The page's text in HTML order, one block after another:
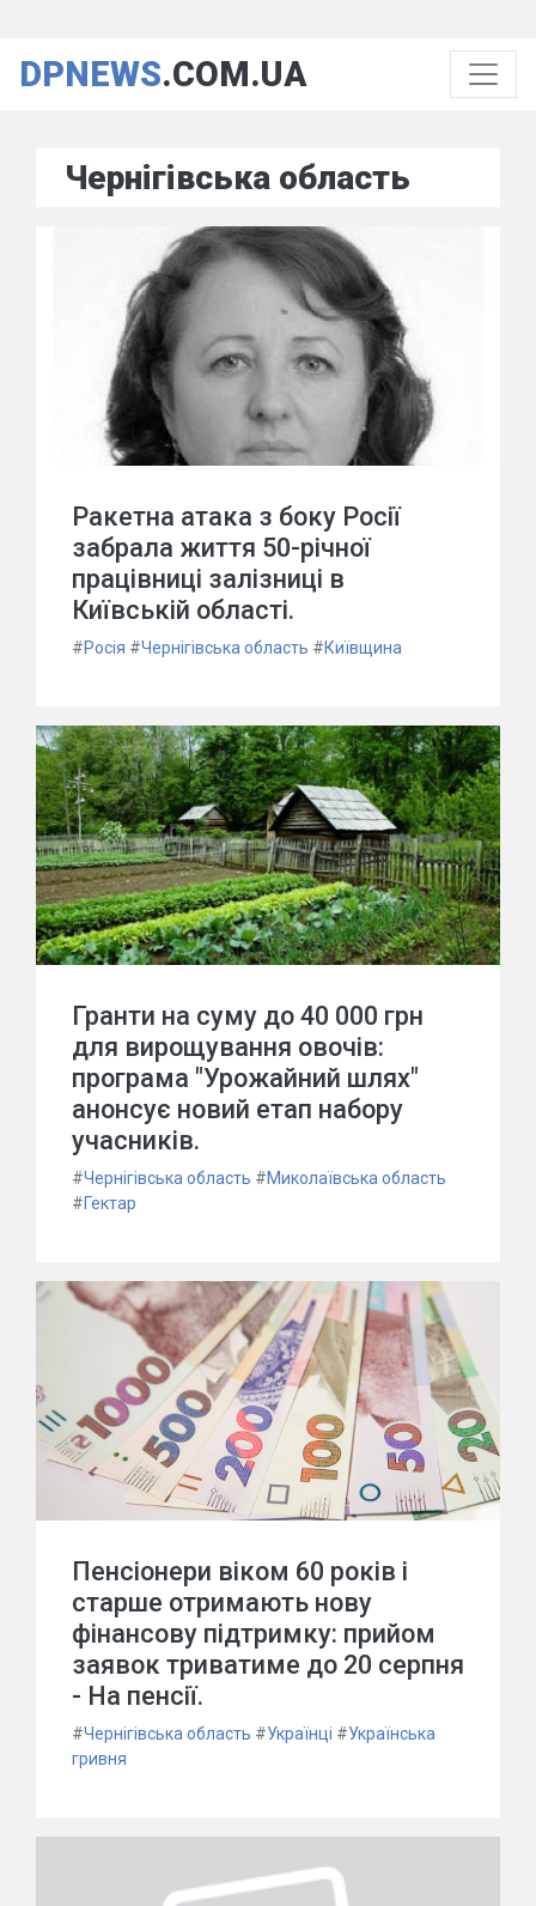
DPNEWS.COM.UA
Чернігівська область
Ракетна атака з боку Росії
забрала життя 50-річної
працівниці залізниці в
Київській області.
#Росія #Чернігівська область #Київщина
Гранти на суму до 40 000 грн
для вирощування овочів:
програма "Урожайний шлях"
анонсує новий етап набору
учасників.
#Чернігівська область #Миколаївська область
#Гектар
Пенсіонери віком 60 років і
старше отримають нову
фінансову підтримку: прийом
заявок триватиме до 20 серпня
- На пенсії.
#Чернігівська область #Українці #Українська
гривня